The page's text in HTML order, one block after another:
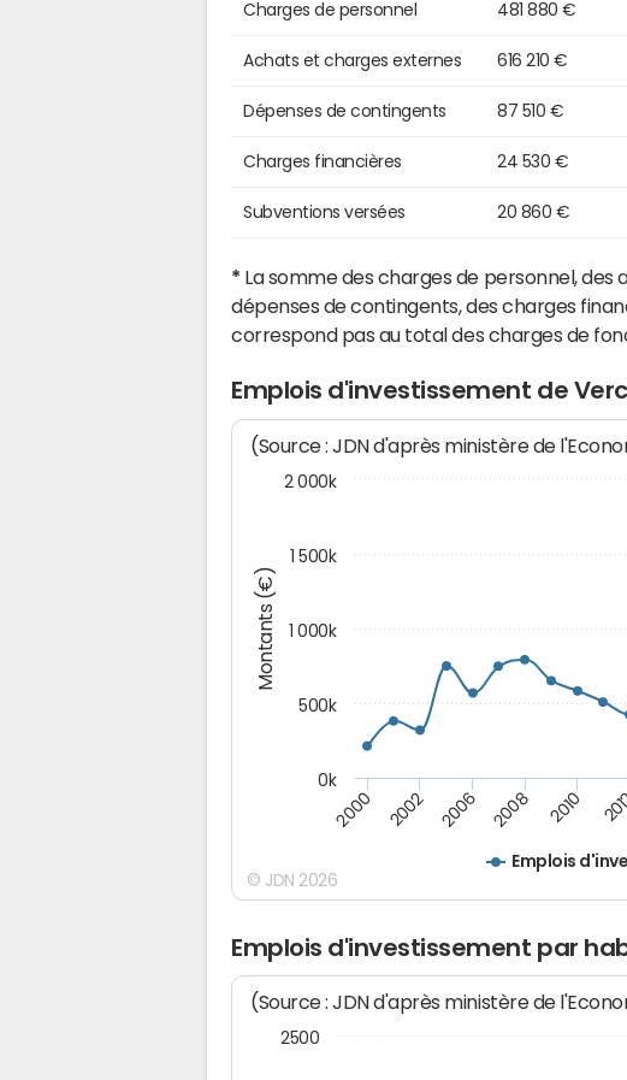
Charges de personnel 481 880 €
Achats et charges externes 616 210 €
Dépenses de contingents 87 510 €
Charges financières 24 530 €
Subventions versées 20 860 €
* La somme des charges de personnel, des
dépenses de contingents, des charges
correspond pas au total des charges de
Emplois d'investissement de
Montants (€)
(Source : JDN d'après ministère de
Emplois
2000 2002 2006 2008 2010
0k
500k
1 000k
1 500k
2 000k
© JDN 2026
Emplois d'investissement par
(Source : JDN d'après ministère de
2500